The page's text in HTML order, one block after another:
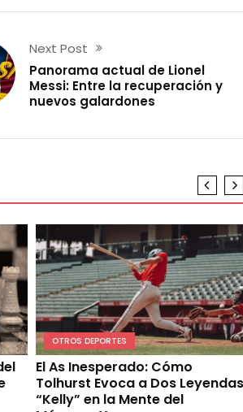
Next Post
Panorama actual de Lionel
Messi: Entre la recuperación y
nuevos galardones
OTROS DEPORTES
El As Inesperado: Cómo
Tolhurst Evoca a Dos Leyendas
“Kelly” en la Mente del